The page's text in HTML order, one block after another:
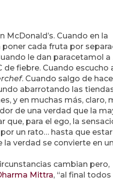
McDonald’s. Cuando en la
poner cada fruta por
le dan paracetamol a
de fiebre. Cuando escucho
. Cuando salgo de
abarrotando las
y en muchas más, claro,
de una verdad que la
que, para el ego, la
un rato… hasta que estar
la verdad se convierte en
cambian pero,
Mittra, “al final todos